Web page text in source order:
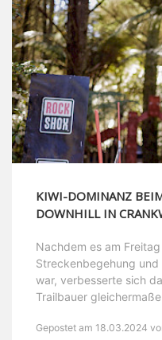
KIWI-DOMINANZ
DOWNHILL IN
Nachdem es am
Streckenbegehung und
war, verbesserte sich
Trailbauer
Gepostet am 18.03.2024